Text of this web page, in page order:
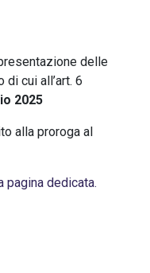
delle
cui all’art. 6
2025
alla proroga al
pagina dedicata.